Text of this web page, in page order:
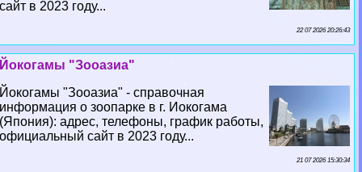
сайт в 2023 году...
22 07 2026 20:26:43
Йокогамы "Зооазиа"
Йокогамы "Зооазиа" - справочная
информация о зоопарке в г. Иокогама
(Япония): адрес, телефоны, график работы,
официальный сайт в 2023 году...
21 07 2026 15:30:34